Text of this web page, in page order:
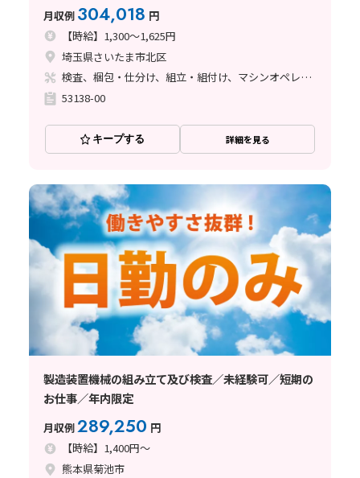
月収例 304,018 円
【時給】1,300～1,625円
埼玉県さいたま市北区
検査、梱包・仕分け、組立・組付け、マシンオペレーター、クリーンルーム、ライン作業、立ち作業
53138-00
キープする 詳細を見る
製造装置機械の組み立て及び検査／未経験可／短期の
お仕事／年内限定
月収例289,250 円
【時給】1,400円～
熊本県菊池市